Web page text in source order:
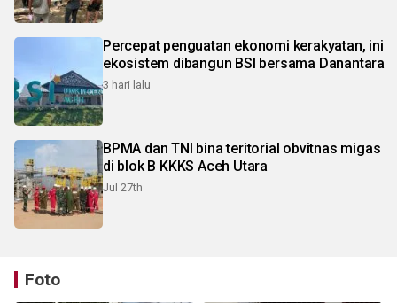
Percepat penguatan ekonomi kerakyatan, ini
ekosistem dibangun BSI bersama Danantara
3 hari lalu
BPMA dan TNI bina teritorial obvitnas migas
di blok B KKKS Aceh Utara
Jul 27th
Foto